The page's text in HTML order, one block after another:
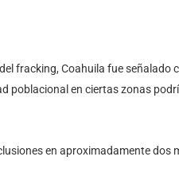
fracking, Coahuila fue señalado
poblacional en ciertas zonas
en aproximadamente dos